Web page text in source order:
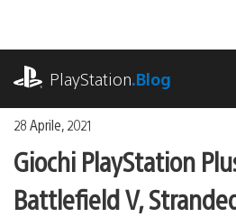
contenuto
PlayStation.Blog
28 Aprile, 2021
Giochi PlayStation
Battlefield V,